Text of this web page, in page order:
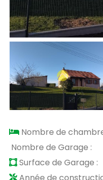
Nombre de
Nombre de Garage :
Surface de Garage :
Année de